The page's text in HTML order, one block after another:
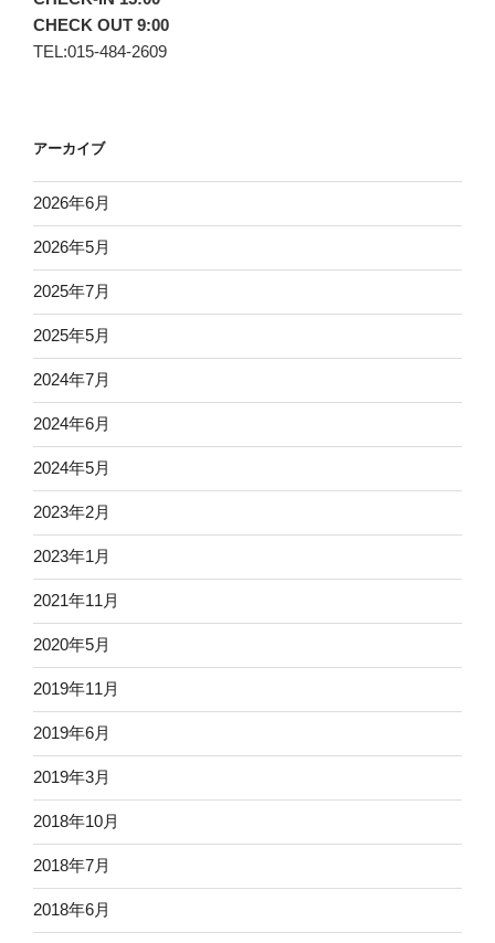
CHECK OUT 9:00
TEL:015-484-2609
アーカイブ
2026年6月
2026年5月
2025年7月
2025年5月
2024年7月
2024年6月
2024年5月
2023年2月
2023年1月
2021年11月
2020年5月
2019年11月
2019年6月
2019年3月
2018年10月
2018年7月
2018年6月